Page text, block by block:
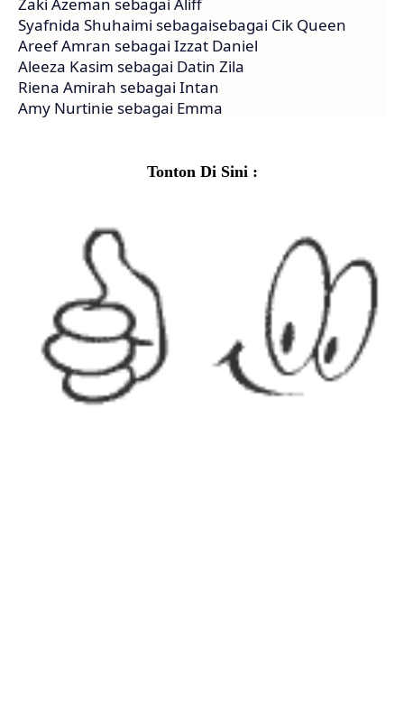
Syafnida Shuhaimi sebagaisebagai Cik Queen
Areef Amran sebagai Izzat Daniel
Aleeza Kasim sebagai Datin Zila
Riena Amirah sebagai Intan
Amy Nurtinie sebagai Emma
Tonton Di Sini :